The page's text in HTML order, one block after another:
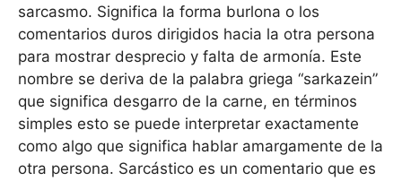
sarcasmo. Significa la forma burlona o los
comentarios duros dirigidos hacia la otra persona
para mostrar desprecio y falta de armonía. Este
nombre se deriva de la palabra griega “sarkazein”
que significa desgarro de la carne, en términos
simples esto se puede interpretar exactamente
como algo que significa hablar amargamente de la
otra persona. Sarcástico es un comentario que es